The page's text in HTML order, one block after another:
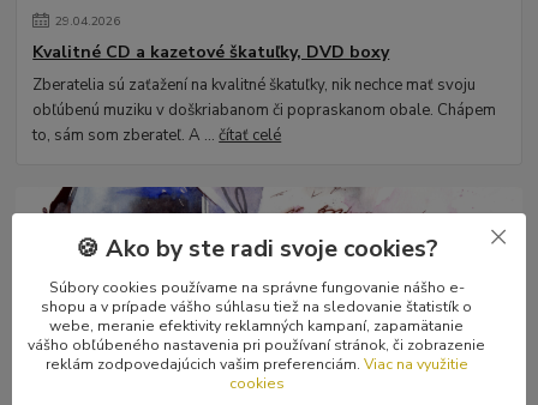
29.04.2026
Kvalitné CD a kazetové škatuľky, DVD boxy
Zberatelia sú zaťažení na kvalitné škatuľky, nik nechce mať svoju
obľúbenú muziku v doškriabanom či popraskanom obale. Chápem
to, sám som zberateľ. A ...čítať celé
🍪 Ako by ste radi svoje cookies?
Súbory cookies používame na správne fungovanie nášho e-
shopu a v prípade vášho súhlasu tiež na sledovanie štatistík o
webe, meranie efektivity reklamných kampaní, zapamätanie
vášho obľúbeného nastavenia pri používaní stránok, či zobrazenie
reklám zodpovedajúcich vašim preferenciám. Viac na využitie
cookies